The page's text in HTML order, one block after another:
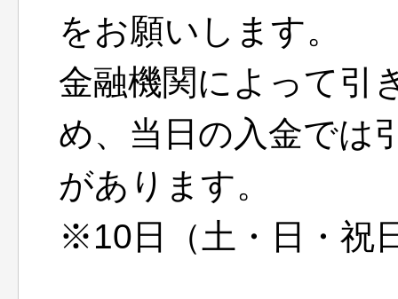
をお願いします。
金融機関によって引
め、当日の入金では
があります。
※10日（土・日・祝